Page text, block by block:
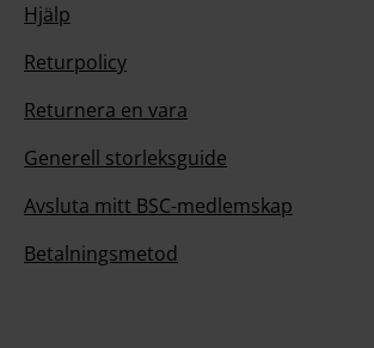
Hjälp
Returpolicy
Returnera en vara
Generell storleksguide
Avsluta mitt BSC-medlemskap
Betalningsmetod